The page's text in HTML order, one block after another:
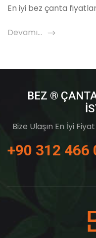
En iyi bez çanta
Devamı...
BEZ ®
Bize Ulaşın En İyi
+90 312 466